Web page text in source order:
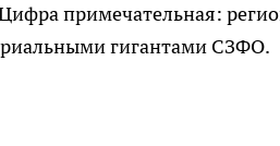
примечательная:
гигантами СЗФО.